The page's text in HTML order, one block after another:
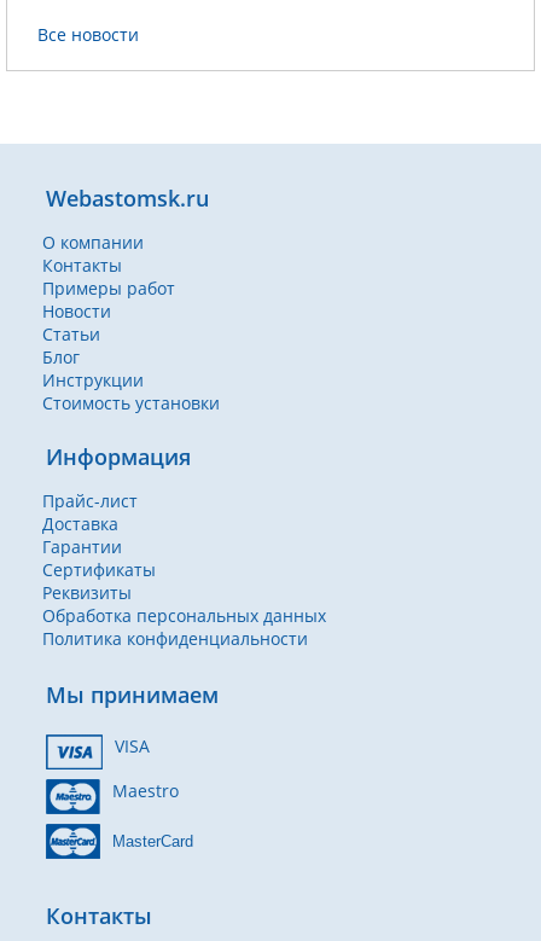
Все новости
Webastomsk.ru
О компании
Контакты
Примеры работ
Новости
Статьи
Блог
Инструкции
Стоимость установки
Информация
Прайс-лист
Доставка
Гарантии
Сертификаты
Реквизиты
Обработка персональных данных
Политика конфиденциальности
Мы принимаем
VISA
Maestro
MasterCard
Контакты